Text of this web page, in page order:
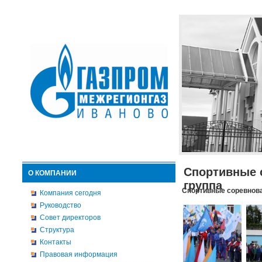
О КОМПАНИИ
Компания сегодня
Руководство
Совет директоров
Структура
Контакты
Правовая информация
Спортивные
группа
Спортивные